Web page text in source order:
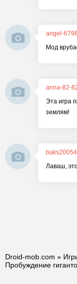
angel-
Мод
anna-82-
Эта игра
землям!
Лаваш,
Droid-mob.com »
Пробуждение